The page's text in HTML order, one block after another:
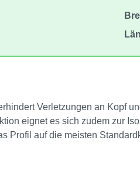
Verletzungen an Kopf
eignet es sich zudem zur
Profil auf die meisten